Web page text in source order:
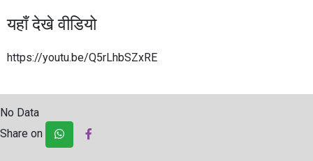
यहाँ देखे वीडियो
https://youtu.be/Q5rLhbSZxRE
No Data
Share on